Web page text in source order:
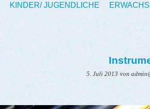
KINDER/ JUGENDLICHE
5. Juli 2013 von